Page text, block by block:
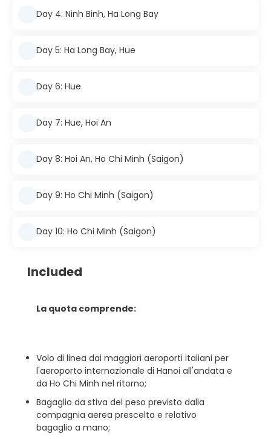
Day 4: Ninh Binh, Ha Long Bay
Day 5: Ha Long Bay, Hue
Day 6: Hue
Day 7: Hue, Hoi An
Day 8: Hoi An, Ho Chi Minh (Saigon)
Day 9: Ho Chi Minh (Saigon)
Day 10: Ho Chi Minh (Saigon)
Included
La quota comprende:
Volo di linea dai maggiori aeroporti italiani per
l'aeroporto internazionale di Hanoi all'andata e
da Ho Chi Minh nel ritorno;
Bagaglio da stiva del peso previsto dalla
compagnia aerea prescelta e relativo
bagaglio a mano;